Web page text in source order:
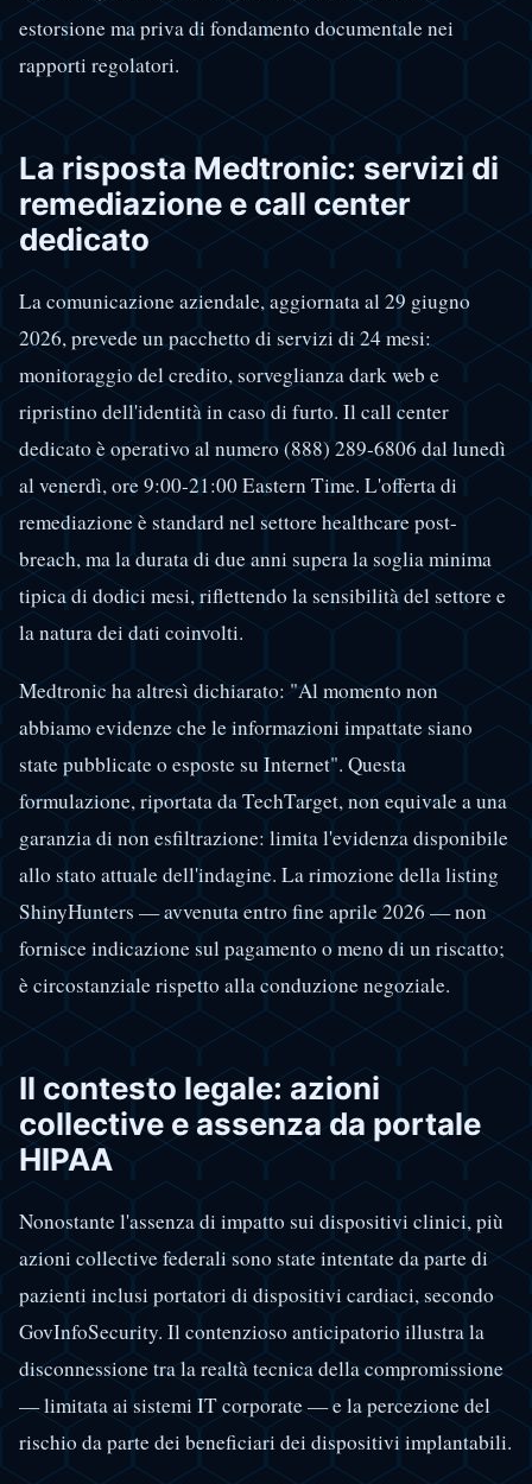
estorsione ma priva di fondamento documentale nei
rapporti regolatori.
La risposta Medtronic: servizi di
remediazione e call center
dedicato
La comunicazione aziendale, aggiornata al 29 giugno
2026, prevede un pacchetto di servizi di 24 mesi:
monitoraggio del credito, sorveglianza dark web e
ripristino dell'identità in caso di furto. Il call center
dedicato è operativo al numero (888) 289-6806 dal lunedì
al venerdì, ore 9:00-21:00 Eastern Time. L'offerta di
remediazione è standard nel settore healthcare post-
breach, ma la durata di due anni supera la soglia minima
tipica di dodici mesi, riflettendo la sensibilità del settore e
la natura dei dati coinvolti.
Medtronic ha altresì dichiarato: "Al momento non
abbiamo evidenze che le informazioni impattate siano
state pubblicate o esposte su Internet". Questa
formulazione, riportata da TechTarget, non equivale a una
garanzia di non esfiltrazione: limita l'evidenza disponibile
allo stato attuale dell'indagine. La rimozione della listing
ShinyHunters — avvenuta entro fine aprile 2026 — non
fornisce indicazione sul pagamento o meno di un riscatto;
è circostanziale rispetto alla conduzione negoziale.
Il contesto legale: azioni
collective e assenza da portale
HIPAA
Nonostante l'assenza di impatto sui dispositivi clinici, più
azioni collective federali sono state intentate da parte di
pazienti inclusi portatori di dispositivi cardiaci, secondo
GovInfoSecurity. Il contenzioso anticipatorio illustra la
disconnessione tra la realtà tecnica della compromissione
— limitata ai sistemi IT corporate — e la percezione del
rischio da parte dei beneficiari dei dispositivi implantabili.